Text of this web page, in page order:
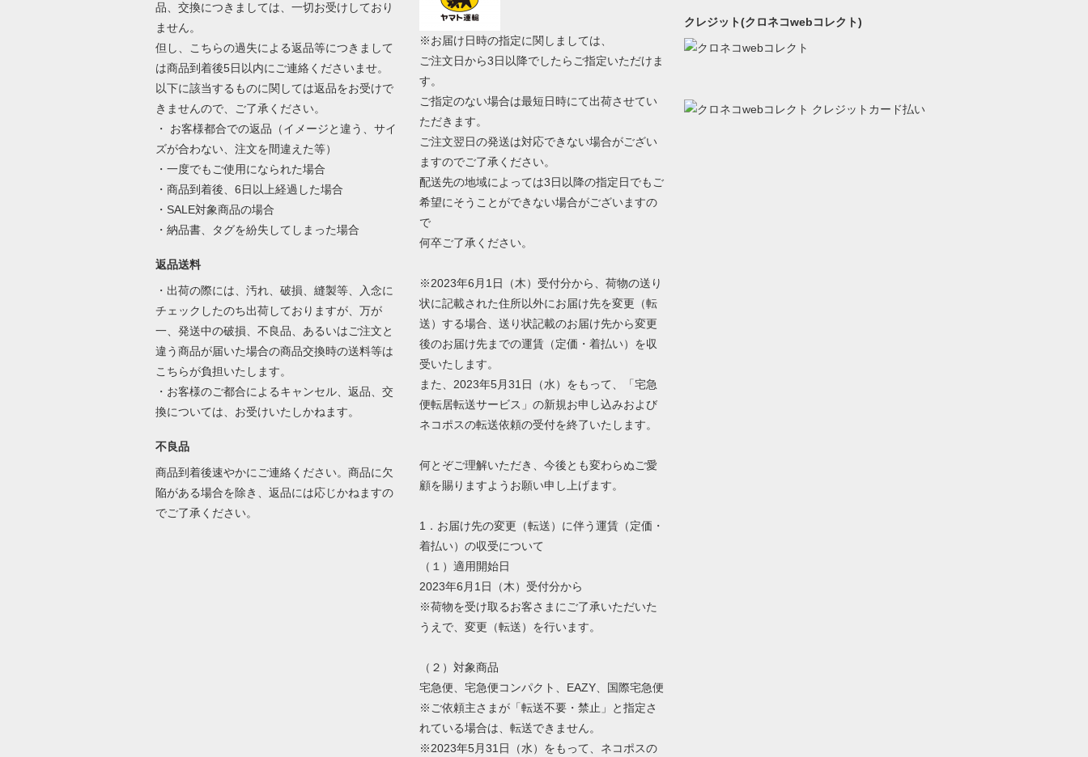
品、交換につきましては、一切お受けしており
ません。
但し、こちらの過失による返品等につきまして
は商品到着後5日以内にご連絡くださいませ。
以下に該当するものに関しては返品をお受けで
きませんので、ご了承ください。
・ お客様都合での返品（イメージと違う、サイ
ズが合わない、注文を間違えた等）
・一度でもご使用になられた場合
・商品到着後、6日以上経過した場合
・SALE対象商品の場合
・納品書、タグを紛失してしまった場合
返品送料
・出荷の際には、汚れ、破損、縫製等、入念に
チェックしたのち出荷しておりますが、万が
一、発送中の破損、不良品、あるいはご注文と
違う商品が届いた場合の商品交換時の送料等は
こちらが負担いたします。
・お客様のご都合によるキャンセル、返品、交
換については、お受けいたしかねます。
不良品
商品到着後速やかにご連絡ください。商品に欠
陥がある場合を除き、返品には応じかねますの
でご了承ください。
※お届け日時の指定に関しましては、
ご注文日から3日以降でしたらご指定いただけま
す。
ご指定のない場合は最短日時にて出荷させてい
ただきます。
ご注文翌日の発送は対応できない場合がござい
ますのでご了承ください。
配送先の地域によっては3日以降の指定日でもご
希望にそうことができない場合がございますの
で
何卒ご了承ください。
※2023年6月1日（木）受付分から、荷物の送り
状に記載された住所以外にお届け先を変更（転
送）する場合、送り状記載のお届け先から変更
後のお届け先までの運賃（定価・着払い）を収
受いたします。
また、2023年5月31日（水）をもって、「宅急
便転居転送サービス」の新規お申し込みおよび
ネコポスの転送依頼の受付を終了いたします。
何とぞご理解いただき、今後とも変わらぬご愛
顧を賜りますようお願い申し上げます。
1．お届け先の変更（転送）に伴う運賃（定価・
着払い）の収受について
（１）適用開始日
2023年6月1日（木）受付分から
※荷物を受け取るお客さまにご了承いただいた
うえで、変更（転送）を行います。
（２）対象商品
宅急便、宅急便コンパクト、EAZY、国際宅急便
※ご依頼主さまが「転送不要・禁止」と指定さ
れている場合は、転送できません。
※2023年5月31日（水）をもって、ネコポスの
クレジット(クロネコwebコレクト)